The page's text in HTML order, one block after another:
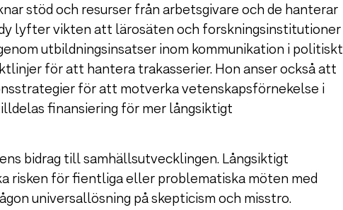
stöd och resurser från arbetsgivare och de hanterar
lyfter vikten att lärosäten och forskningsinstitutioner
utbildningsinsatser inom kommunikation i politiskt
för att hantera trakasserier. Hon anser också att
för att motverka vetenskapsförnekelse i
finansiering för mer långsiktigt
bidrag till samhällsutvecklingen. Långsiktigt
risken för fientliga eller problematiska möten med
universallösning på skepticism och misstro.